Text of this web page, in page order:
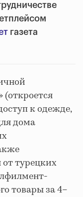
газета
к одежде,
дома
турецких
товары за 4–